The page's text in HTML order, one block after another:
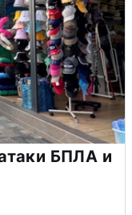
БПЛА и